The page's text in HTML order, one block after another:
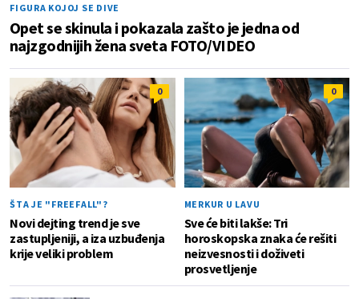
FIGURA KOJOJ SE DIVE
Opet se skinula i pokazala zašto je jedna od
najzgodnijih žena sveta FOTO/VIDEO
0
ŠTA JE "FREEFALL"?
Novi dejting trend je sve
zastupljeniji, a iza uzbuđenja
krije veliki problem
0
MERKUR U LAVU
Sve će biti lakše: Tri
horoskopska znaka će rešiti
neizvesnosti i doživeti
prosvetljenje